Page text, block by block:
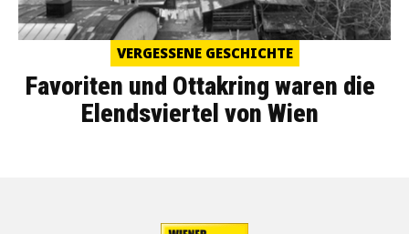
VERGESSENE GESCHICHTE
Favoriten und Ottakring waren die
Elendsviertel von Wien